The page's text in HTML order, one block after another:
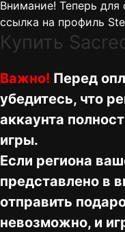
Внимание! Теперь для
ссылка на профиль
Купить
Важно! Перед
убедитесь, что
аккаунта
игры.
Если региона
представлено в
отправить
невозможно, и